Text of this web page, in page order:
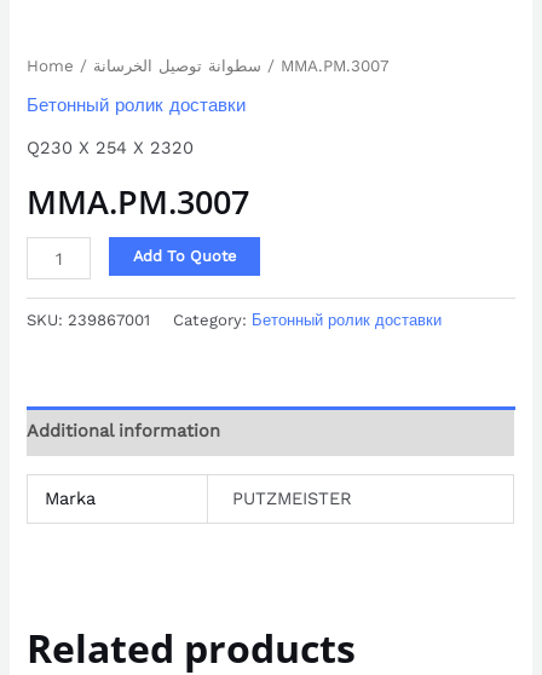
Home / سطوانة توصيل الخرسانة / MMA.PM.3007
Бетонный ролик доставки
Q230 X 254 X 2320
MMA.PM.3007
Add To Quote
SKU:239867001 Category: Бетонный ролик доставки
Additional information
Marka PUTZMEISTER
Related products